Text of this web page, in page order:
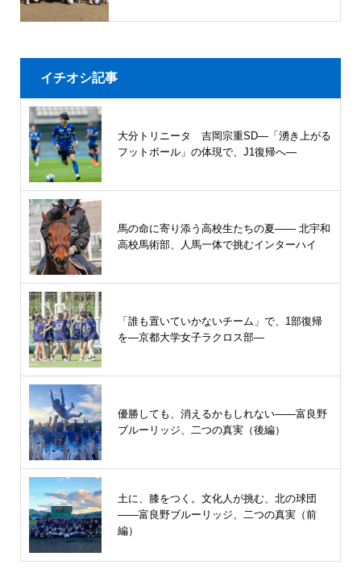
イチオシ記事
大分トリニータ 吉岡宗重SD―「湧き上がる
フットボール」の体現で、J1復帰へ―
馬の命に寄り添う高校生たちの夏—— 北宇和
高校馬術部、人馬一体で挑むインターハイ
「誰も置いていかないチーム」で、1部復帰
を―京都大学女子ラクロス部―
優勝しても、消えるかもしれない――富良野
ブルーリッジ、二つの真実（後編）
土に、膝をつく。文化人が挑む、北の球団
――富良野ブルーリッジ、二つの真実（前
編）